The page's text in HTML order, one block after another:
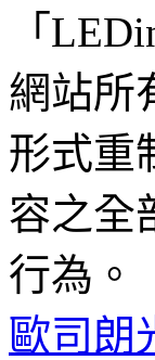
「
網站所
形式重
容之全
行為。
歐司朗